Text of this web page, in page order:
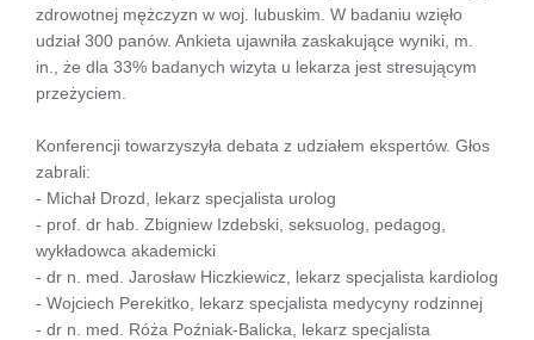
zdrowotnej mężczyzn w woj. lubuskim. W badaniu wzięło
udział 300 panów. Ankieta ujawniła zaskakujące wyniki, m.
in., że dla 33% badanych wizyta u lekarza jest stresującym
przeżyciem.
Konferencji towarzyszyła debata z udziałem ekspertów. Głos
zabrali:
- Michał Drozd, lekarz specjalista urolog
- prof. dr hab. Zbigniew Izdebski, seksuolog, pedagog,
wykładowca akademicki
- dr n. med. Jarosław Hiczkiewicz, lekarz specjalista kardiolog
- Wojciech Perekitko, lekarz specjalista medycyny rodzinnej
- dr n. med. Róża Poźniak-Balicka, lekarz specjalista